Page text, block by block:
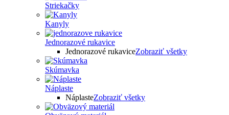
Striekačky
Kanyly
Jednorazové rukavice
Jednorazové rukaviceZobraziť všetky
Skúmavka
Náplaste
NáplasteZobraziť všetky